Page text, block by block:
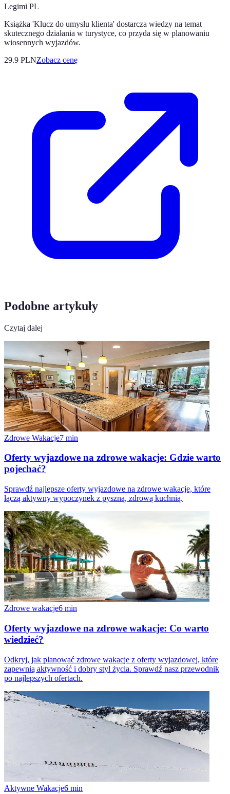
Legimi PL
Książka 'Klucz do umysłu klienta' dostarcza wiedzy na temat
skutecznego działania w turystyce, co przyda się w planowaniu
wiosennych wyjazdów.
29.9 PLNZobacz cenę
Podobne artykuły
Czytaj dalej
Zdrowe Wakacje7 min
Oferty wyjazdowe na zdrowe wakacje: Gdzie warto
pojechać?
Sprawdź najlepsze oferty wyjazdowe na zdrowe wakacje, które
łączą aktywny wypoczynek z pyszną, zdrową kuchnią.
Zdrowe wakacje6 min
Oferty wyjazdowe na zdrowe wakacje: Co warto
wiedzieć?
Odkryj, jak planować zdrowe wakacje z oferty wyjazdowej, które
zapewnią aktywność i dobry styl życia. Sprawdź nasz przewodnik
po najlepszych ofertach.
Aktywne Wakacje6 min